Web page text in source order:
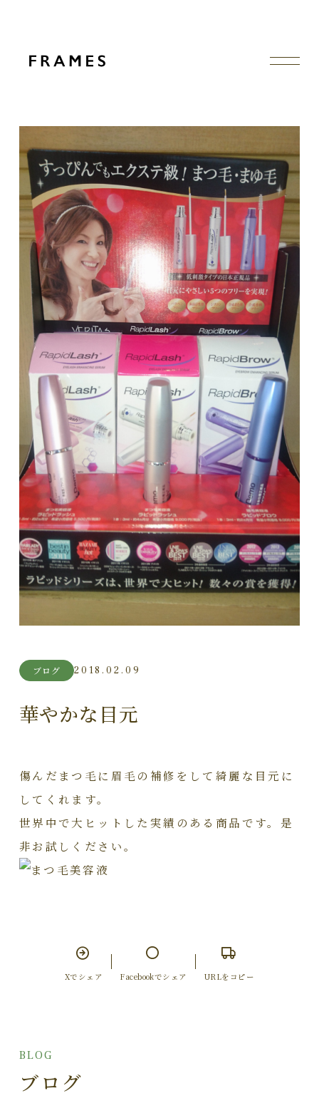
ブログ 2018.02.09
華やかな目元
傷んだまつ毛に眉毛の補修をして綺麗な目元に
してくれます。
世界中で大ヒットした実績のある商品です。是
非お試しください。
Xでシェア Facebookでシェア URLをコピー
BLOG
ブログ